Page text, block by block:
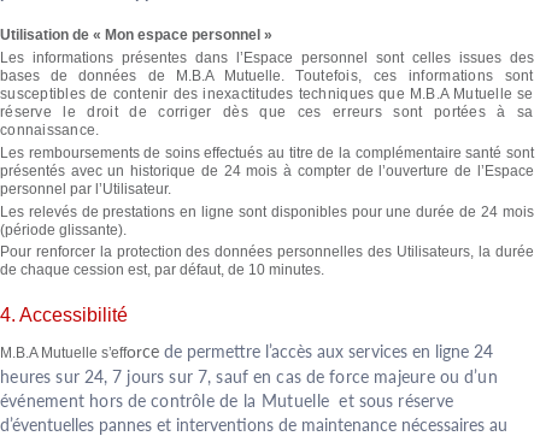
Utilisation de « Mon espace personnel »
Les informations présentes dans l’Espace personnel sont celles issues des
bases de données de M.B.A Mutuelle.Toutefois, ces informations sont
susceptibles de contenir des inexactitudes techniques que M.B.A Mutuelle se
réserve le droit de corriger dès que ces erreurs sont portées à sa
connaissance.
Les remboursements de soins effectués au titre de la complémentaire santé sont
présentés avec un historique de 24 mois à compter de l’ouverture de l’Espace
personnel par l’Utilisateur.
Les relevés de prestations en ligne sont disponibles pour une durée de 24 mois
(période glissante).
Pour renforcer la protection des données personnelles des Utilisateurs, la durée
de chaque cession est, par défaut, de 10 minutes.
4. Accessibilité
M.B.A Mutuelle s’efforcede permettre l’accès aux services en ligne 24
heuressur 24, 7 jourssur7,saufencas deforce majeure ou d’un
événement hors decontrôle de la Mutuelle et sous réserve
d’éventuelles pannes et interventions de maintenance nécessaires au